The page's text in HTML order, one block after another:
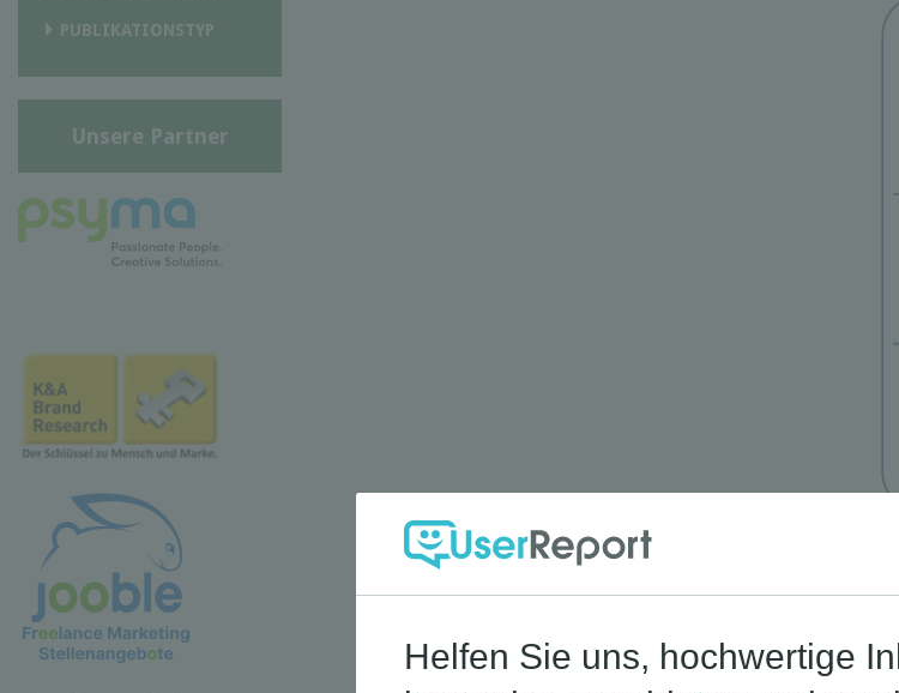
PUBLIKATIONSTYP
Unsere Partner